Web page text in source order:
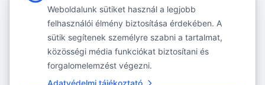
például tenisz, vitorlázás és hegyi
kerékpározás – valamint a repülésben,
katonai védőfelszerelésekben és az
autósportban – használt nagy sűrűségű
Weboldalunk sütiket használ a legjobb
felhasználói élmény biztosítása érdekében. A
sütik segítenek személyre szabni a tartalmat,
közösségi média funkciókat biztosítani és
forgalomelemzést végezni.
Adatvédelmi tájékoztató